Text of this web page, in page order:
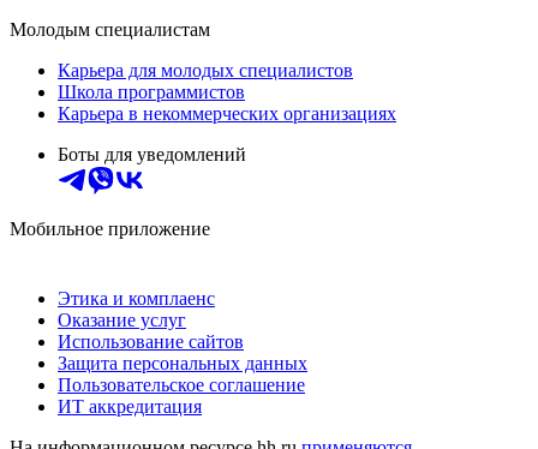
Молодым специалистам
Карьера для молодых специалистов
Школа программистов
Карьера в некоммерческих организациях
Боты для уведомлений
Мобильное приложение
Этика и комплаенс
Оказание услуг
Использование сайтов
Защита персональных данных
Пользовательское соглашение
ИТ аккредитация